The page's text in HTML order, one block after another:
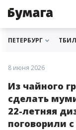
РАССЫЛКИ
ПОДДЕРЖАТЬ
ПЕТЕРБУРГ
ЧЕБУРНЕТ
PAPER VPN
8 июня 2026
Из чайного
сделать
22-летняя
поговорили